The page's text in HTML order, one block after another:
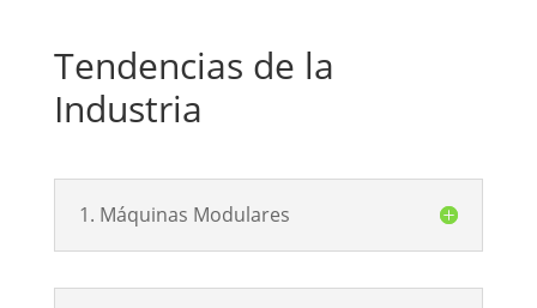
Tendencias de la
Industria
1. Máquinas Modulares